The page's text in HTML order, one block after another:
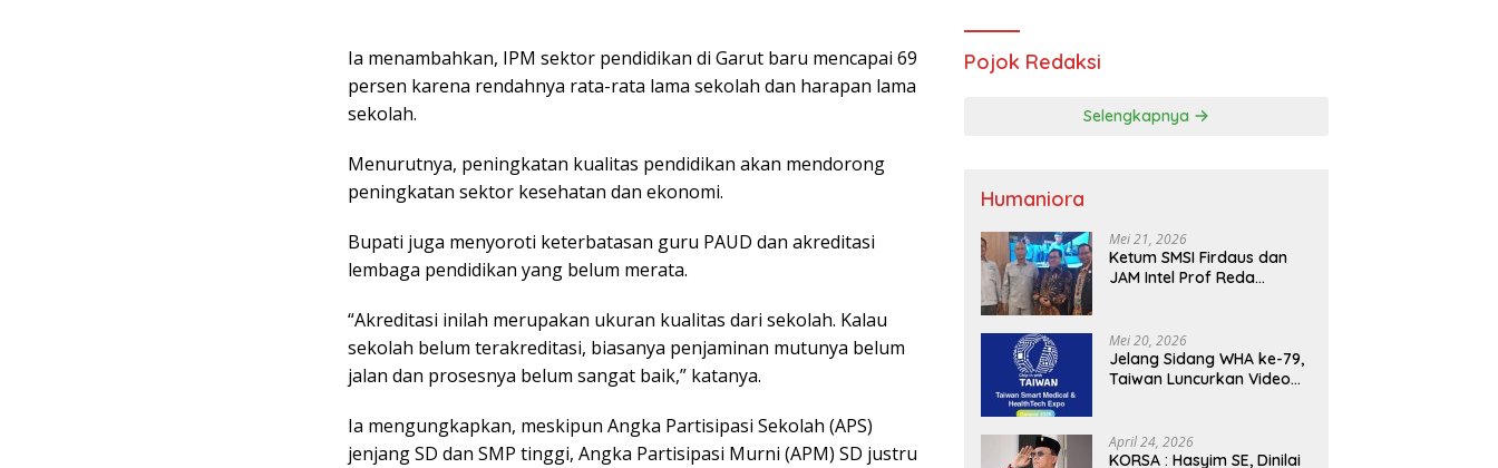
Ia menambahkan, IPM sektor pendidikan di Garut baru mencapai 69
persen karena rendahnya rata-rata lama sekolah dan harapan lama
sekolah.
Menurutnya, peningkatan kualitas pendidikan akan mendorong
peningkatan sektor kesehatan dan ekonomi.
Bupati juga menyoroti keterbatasan guru PAUD dan akreditasi
lembaga pendidikan yang belum merata.
“Akreditasi inilah merupakan ukuran kualitas dari sekolah. Kalau
sekolah belum terakreditasi, biasanya penjaminan mutunya belum
jalan dan prosesnya belum sangat baik,” katanya.
Ia mengungkapkan, meskipun Angka Partisipasi Sekolah (APS)
jenjang SD dan SMP tinggi, Angka Partisipasi Murni (APM) SD justru
Pojok Redaksi
Selengkapnya
Humaniora
Mei 21, 2026
Ketum SMSI Firdaus dan
JAM Intel Prof Reda
SMSI Sukseskan Jaga
Desa dan Jaga Dapur
MBG, Perkuat Pengawasan
Mei 20, 2026
Jelang Sidang WHA ke-79,
Taiwan Luncurkan Video
Inovasi Kesehatan Global
April 24, 2026
KORSA : Hasyim SE, Dinilai